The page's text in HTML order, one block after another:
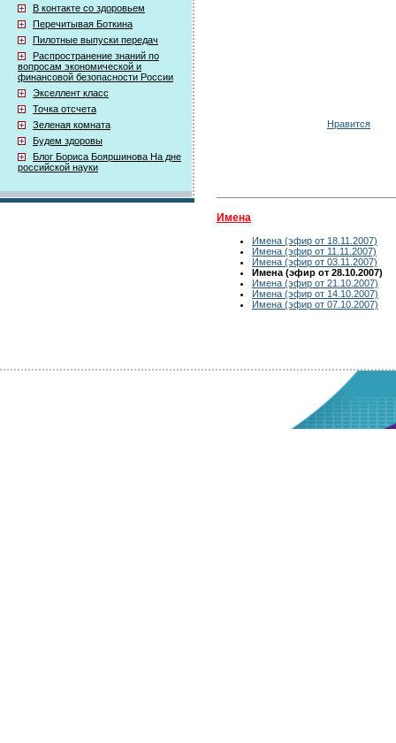
В контакте со здоровьем
Перечитывая Боткина
Пилотные выпуски передач
Распространение знаний по
вопросам экономической и
финансовой безопасности России
Экселлент класс
Точка отсчета
Зеленая комната
Будем здоровы
Блог Бориса Бояршинова На дне
российской науки
Нравится
Имена
Имена (эфир от 18.11.2007)
Имена (эфир от 11.11.2007)
Имена (эфир от 03.11.2007)
Имена (эфир от 28.10.2007)
Имена (эфир от 21.10.2007)
Имена (эфир от 14.10.2007)
Имена (эфир от 07.10.2007)